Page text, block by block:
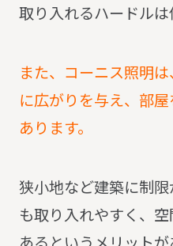
取り入れるハードルは
また、コーニス照明
に広がりを与え、部
あります。
狭小地など建築に制
も取り入れやすく、